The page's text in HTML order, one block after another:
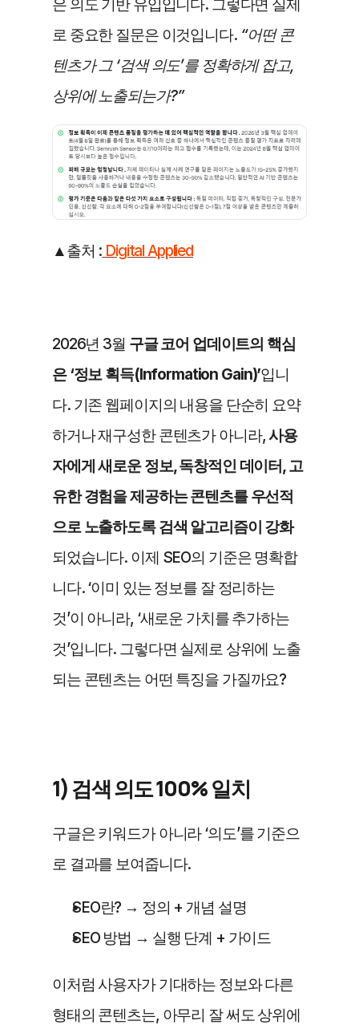
은 의도 기반 유입입니다. 그렇다면 실제
로 중요한 질문은 이것입니다. “어떤 콘
텐츠가 그 ‘검색 의도’를 정확하게 잡고,
상위에 노출되는가?”
▲출처 : Digital Applied
2026년 3월 구글 코어 업데이트의 핵심
은 ‘정보 획득(Information Gain)’입니
다. 기존 웹페이지의 내용을 단순히 요약
하거나 재구성한 콘텐츠가 아니라, 사용
자에게 새로운 정보, 독창적인 데이터, 고
유한 경험을 제공하는 콘텐츠를 우선적
으로 노출하도록 검색 알고리즘이 강화
되었습니다. 이제 SEO의 기준은 명확합
니다. ‘이미 있는 정보를 잘 정리하는
것’이 아니라, ‘새로운 가치를 추가하는
것’입니다. 그렇다면 실제로 상위에 노출
되는 콘텐츠는 어떤 특징을 가질까요?
1) 검색 의도 100% 일치
구글은 키워드가 아니라 ‘의도’를 기준으
로 결과를 보여줍니다.
SEO란? → 정의 + 개념 설명
SEO 방법 → 실행 단계 + 가이드
이처럼 사용자가 기대하는 정보와 다른
형태의 콘텐츠는, 아무리 잘 써도 상위에